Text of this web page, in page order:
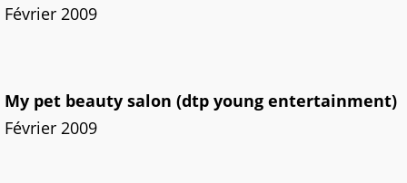
Février 2009
My pet beauty salon (dtp young entertainment)
Février 2009